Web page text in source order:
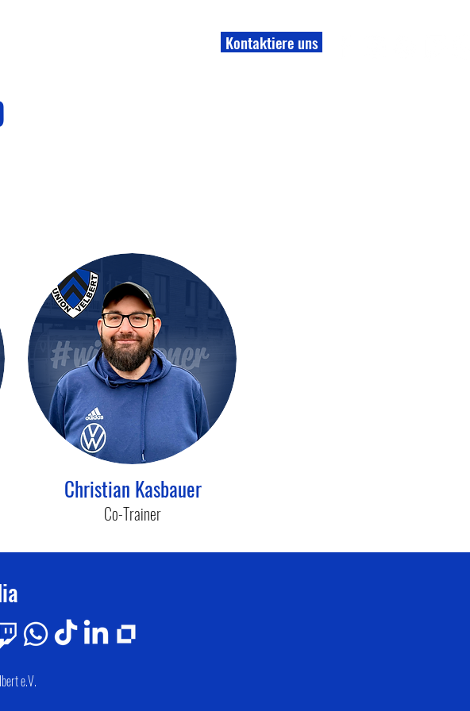
Kontaktiere uns
Christian Kasbauer
Co-Trainer
e.V.